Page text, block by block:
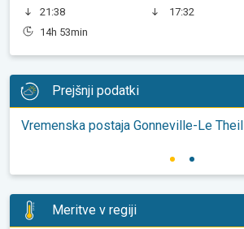
21:38
14h 53min
17:32
Prejšnji podatki
Vremenska postaja Gonneville-Le Theil
Meritve v regiji